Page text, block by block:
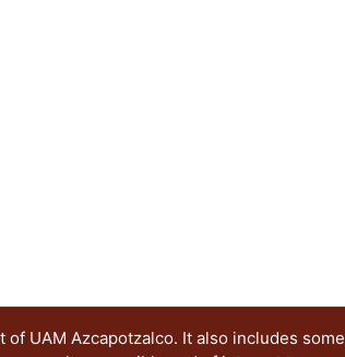
UAM Azcapotzalco. It also includes some